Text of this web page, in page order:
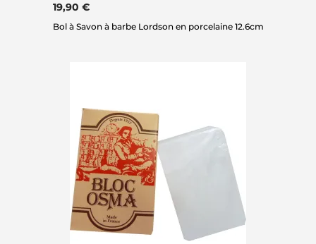
19,90 €
Bol à Savon à barbe Lordson en porcelaine 12.6cm